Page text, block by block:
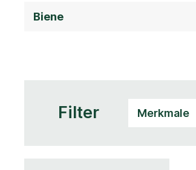
Biene
Filter